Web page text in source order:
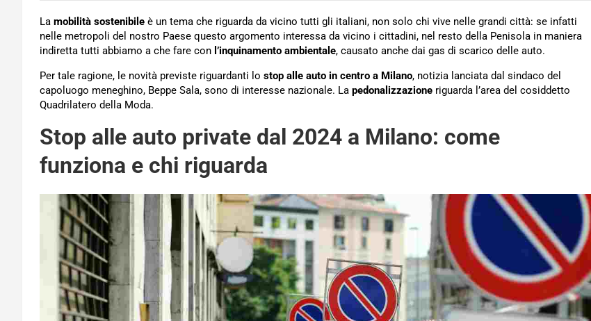
La mobilità sostenibile è un tema che riguarda da vicino tutti gli italiani, non solo chi vive nelle grandi città: se infatti
nelle metropoli del nostro Paese questo argomento interessa da vicino i cittadini, nel resto della Penisola in maniera
indiretta tutti abbiamo a che fare con l’inquinamento ambientale, causato anche dai gas di scarico delle auto.
Per tale ragione, le novità previste riguardanti lo stop alle auto in centro a Milano, notizia lanciata dal sindaco del
capoluogo meneghino, Beppe Sala, sono di interesse nazionale. La pedonalizzazione riguarda l’area del cosiddetto
Quadrilatero della Moda.
Stop alle auto private dal 2024 a Milano: come
funziona e chi riguarda